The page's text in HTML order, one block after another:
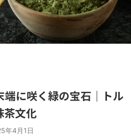
端に咲く緑の宝石｜トル
茶文化
年4月1日